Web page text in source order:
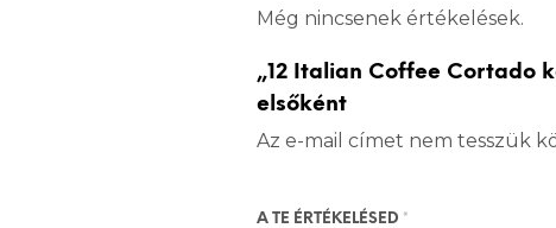
Még nincsenek értékelések.
„12 Italian Coffee Cortado
elsőként
Az e-mail címet nem tesszük
A TE ÉRTÉKELÉSED *